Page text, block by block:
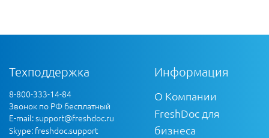
Техподдержка
8-800-333-14-84
Звонок по РФ бесплатный
E-mail:support@freshdoc.ru
Skype: freshdoc.support
Информация
О Компании
FreshDoc для
бизнеса